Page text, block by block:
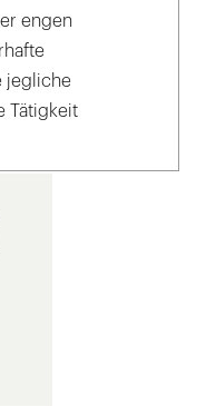
engen
jegliche
Tätigkeit